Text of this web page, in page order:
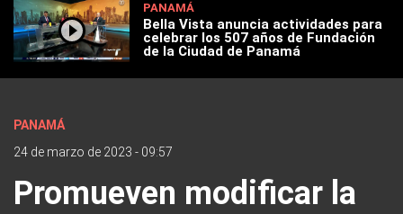
PANAMÁ
Bella Vista anuncia actividades para
celebrar los 507 años de Fundación
de la Ciudad de Panamá
PANAMÁ
24 de marzo de 2023 - 09:57
Promueven modificar la